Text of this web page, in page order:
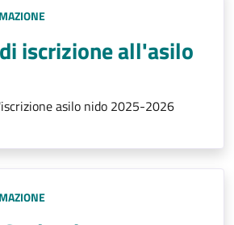
iscrizione all'asilo
asilo nido 2025-2026